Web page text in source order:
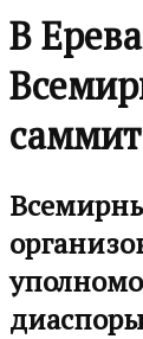
В
саммит